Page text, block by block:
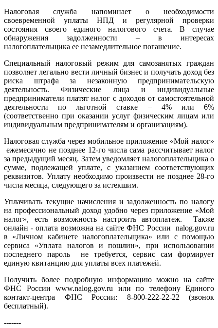
Налоговая служба напоминает о необходимости
своевременной уплаты НПД и регулярной проверки
состояния своего единого налогового счета. В случае
обнаружения задолженности – в интересах
налогоплательщика ее незамедлительное погашение.
Специальный налоговый режим для самозанятых граждан
позволяет легально вести личный бизнес и получать доход без
риска штрафа за незаконную предпринимательскую
деятельность. Физические лица и индивидуальные
предприниматели платят налог с доходов от самостоятельной
деятельности по льготной ставке – 4% или 6%
(соответственно при оказании услуг физическим лицам или
индивидуальным предпринимателям и организациям).
Налоговая служба через мобильное приложение «Мой налог»
ежемесячно не позднее 12-го числа сама рассчитывает налог
за предыдущий месяц. Затем уведомляет налогоплательщика о
сумме, подлежащей уплате, с указанием соответствующих
реквизитов. Уплату необходимо произвести не позднее 28-го
числа месяца, следующего за истекшим.
Уплачивать текущие начисления и задолженность по налогу
на профессиональный доход удобно через приложение «Мой
налог», есть возможность настроить автоплатеж. Также
онлайн - оплата возможна на сайте ФНС России nalog.gov.ru
в «Личном кабинете налогоплательщика» или с помощью
сервиса «Уплата налогов и пошлин», при использовании
последнего пароль не требуется, сервис сам формирует
единую квитанцию для уплаты всех платежей.
Получить более подробную информацию можно на сайте
ФНС России www.nalog.gov.ru или по телефону Единого
контакт-центра ФНС России: 8-800-222-22-22 (звонок
бесплатный).
-------